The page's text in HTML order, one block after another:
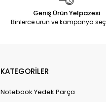
Geniş Ürün Yelpazesi
Binlerce ürün ve kampanya
KATEGORİLER
Notebook Yedek Parça